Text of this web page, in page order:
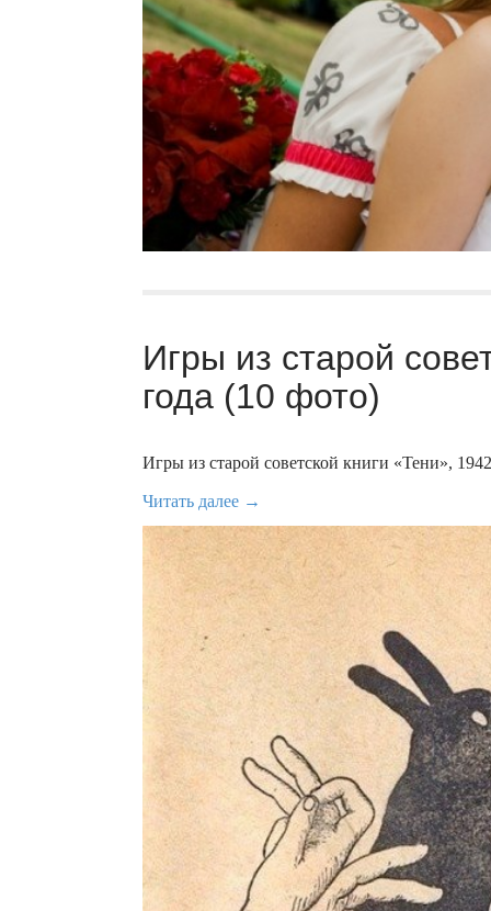
Игры из старой
года (10 фото)
Игры из старой советской книги «Тени»,
Читать далее →